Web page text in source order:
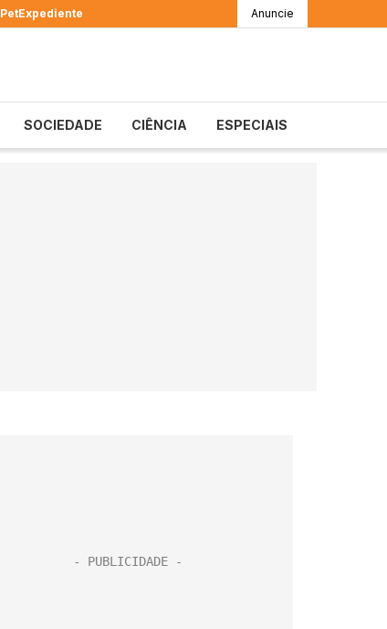
PetExpediente Anuncie
SOCIEDADE CIÊNCIA ESPECIAIS